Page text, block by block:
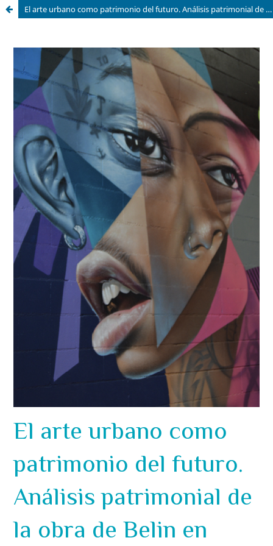
El arte urbano como patrimonio del futuro. Análisis patrimonial de la obra de Belin en Linares